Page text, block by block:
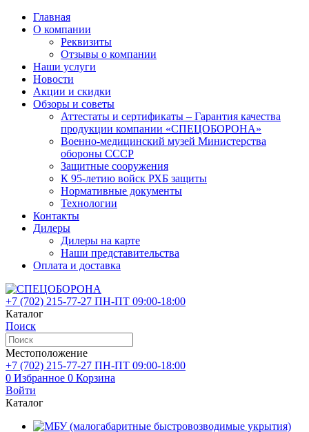
Главная
О компании
Реквизиты
Отзывы о компании
Наши услуги
Новости
Акции и скидки
Обзоры и советы
Аттестаты и сертификаты – Гарантия качества
продукции компании «СПЕЦОБОРОНА»
Военно-медицинский музей Министерства
обороны СССР
Защитные сооружения
К 95-летию войск РХБ защиты
Нормативные документы
Технологии
Контакты
Дилеры
Дилеры на карте
Наши представительства
Оплата и доставка
+7 (702) 215-77-27 ПН-ПТ 09:00-18:00
Каталог
Поиск
Местоположение
+7 (702) 215-77-27 ПН-ПТ 09:00-18:00
0 Избранное 0 Корзина
Войти
Каталог